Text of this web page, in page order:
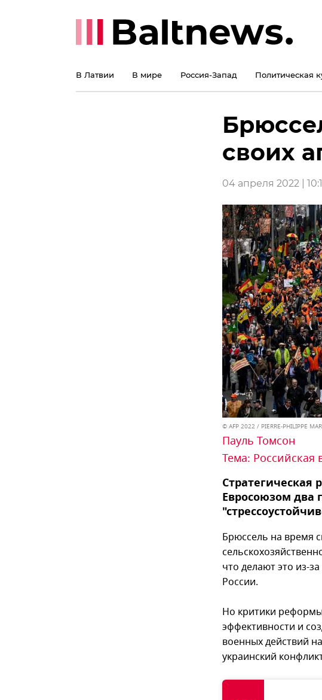
В Латвии В мире Россия-Запад Политическая
своих
04 апреля 2022 |
© AFP 2022 / PIERRE-PHILIPPE
Пауль Томсон
Тема: Российская
Стратегическая
Евросоюзом два
Брюссель на время
что делают это из-
России.
Но критики
эффективности и
военных действий
украинский